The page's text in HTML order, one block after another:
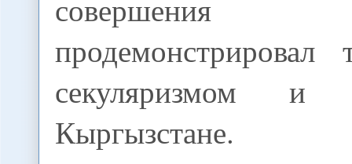
секуляризмом и
Кыргызстане.